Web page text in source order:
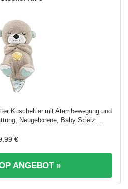
Kuscheltier mit Atembewegung und
Neugeborene, Baby Spielz ...
€
ANGEBOT »